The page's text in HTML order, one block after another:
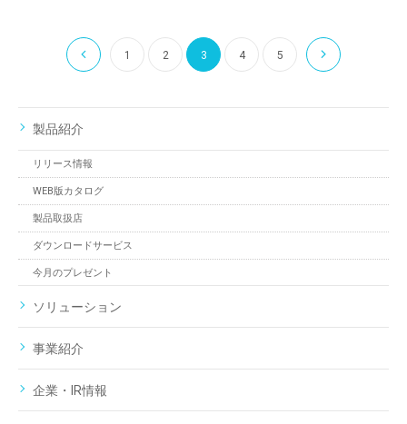
1 2 3 4 5
製品紹介
リリース情報
WEB版カタログ
製品取扱店
ダウンロードサービス
今月のプレゼント
ソリューション
事業紹介
企業・IR情報